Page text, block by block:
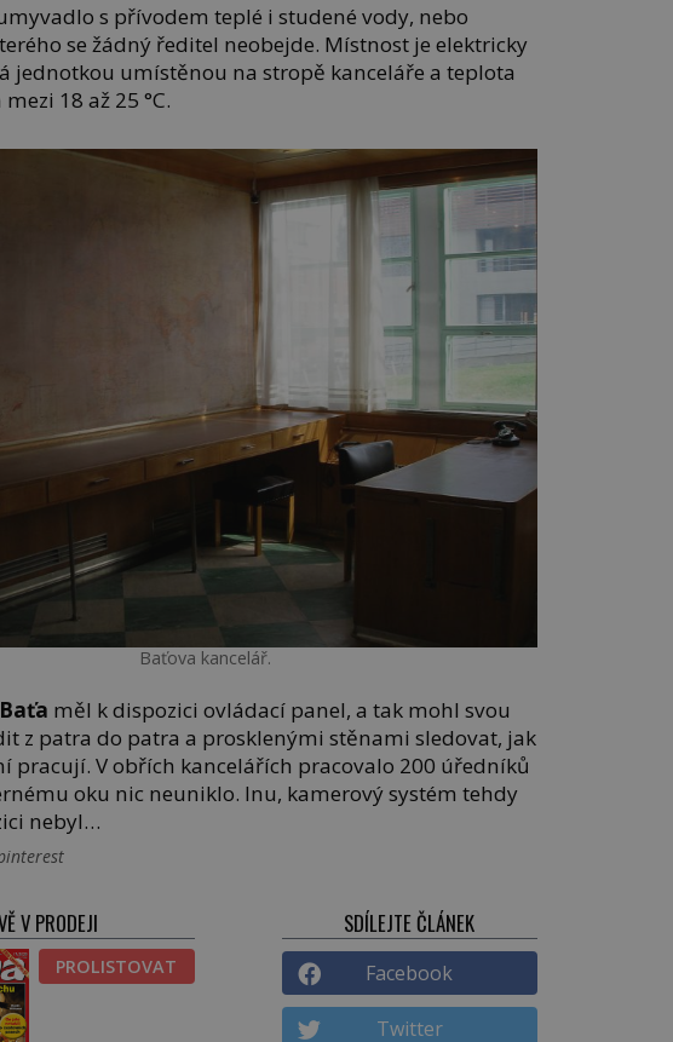
s přívodem teplé i studené vody, nebo
se žádný ředitel neobejde. Místnost je elektricky
jednotkou umístěnou na stropě kanceláře a teplota
18 až 25 °C.
Baťova kancelář.
měl k dispozici ovládací panel, a tak mohl svou
z patra do patra a prosklenými stěnami sledovat, jak
pracují. V obřích kancelářích pracovalo 200 úředníků
oku nic neuniklo. Inu, kamerový systém tehdy
nebyl…
V PRODEJI
PROLISTOVAT
SDÍLEJTE ČLÁNEK
Facebook
Twitter